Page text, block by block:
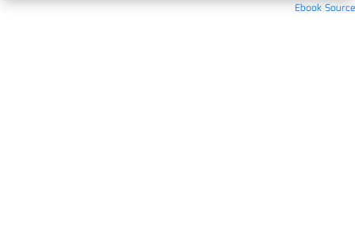
Ebook Source